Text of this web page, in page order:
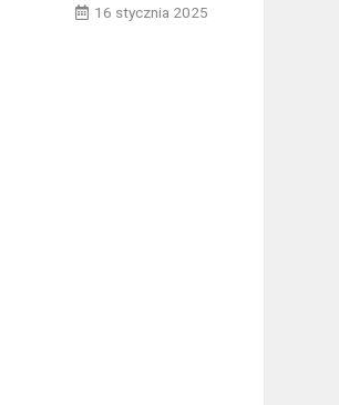
16 stycznia 2025